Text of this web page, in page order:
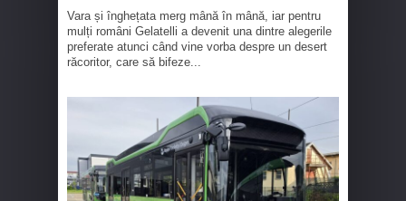
Vara și înghețata merg mână în mână, iar pentru
mulți români Gelatelli a devenit una dintre alegerile
preferate atunci când vine vorba despre un desert
răcoritor, care să bifeze...